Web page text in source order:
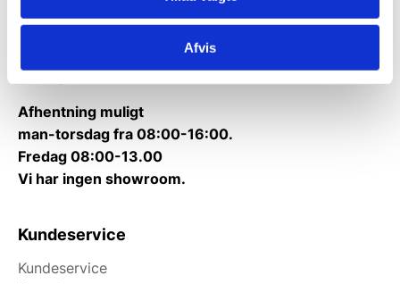
Afvis
Kontakt@wallshop.dk
Mandag til torsdag: 10:00 – 14:00.
Fredag: Telefonlukket.
Afhentning muligt
man-torsdag fra 08:00-16:00.
Fredag 08:00-13.00
Vi har ingen showroom.
Kundeservice
Kundeservice